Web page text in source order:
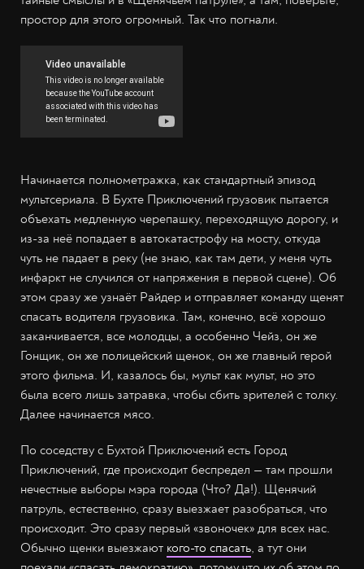
простор для этого огромный. Так что погнали.
Начинается полнометражка, как стандартный эпизод
мультсериала. В Бухте Приключений грузовик пытается
объехать медленную черепашку, переходящую дорогу, и
из-за неё попадает в автокатастрофу на мосту, откуда
чуть не падает в реку (не знаю, как там дети, у меня чуть
инфаркт не случился от напряжения в первой сцене). Об
этом сразу же узнаёт Райдер и отправляет команду щенят
спасать водителя грузовика. Там, конечно, всё хорошо
заканчивается, все молодцы, а особенно Чейз, он же
Гонщик, он же полицейский щенок, он же главный герой
этого фильма. И, казалось бы, мульт как мульт, но это
была всего лишь затравка, чтобы сбить зрителей с толку.
Далее начинается мясо.
По соседству с Бухтой Приключений есть Город
Приключений, где происходит беспредел — там прошли
нечестные выборы мэра города (Что? Да!). Щенячий
патруль, естественно, сразу выезжает разобраться, что
происходит. Это сразу первый «звоночек» для всех нас.
Обычно щенки выезжают кого-то спасать, а тут они